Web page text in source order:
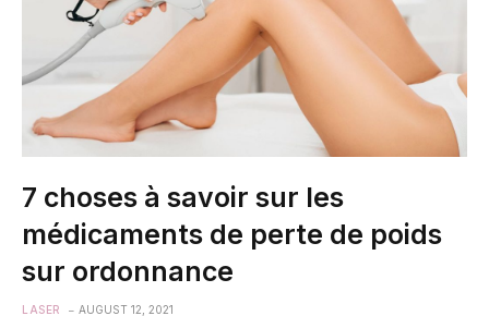
7 choses à savoir sur les
médicaments de perte de poids
sur ordonnance
LASER AUGUST 12, 2021